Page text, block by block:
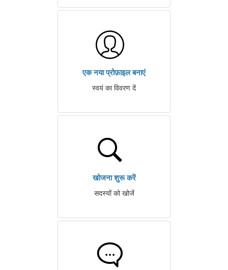
एक नया प्रोफ़ाइल बनाएं
स्वयं का विवरण दें
खोजना शुरू करें
सदस्यों को खोजें